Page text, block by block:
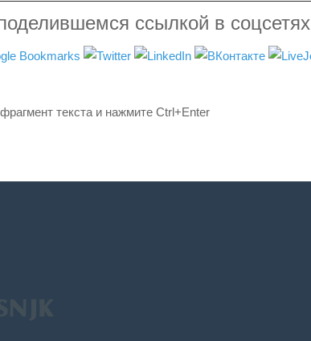
ссылкой в соцсетях
текста и нажмите Ctrl+Enter